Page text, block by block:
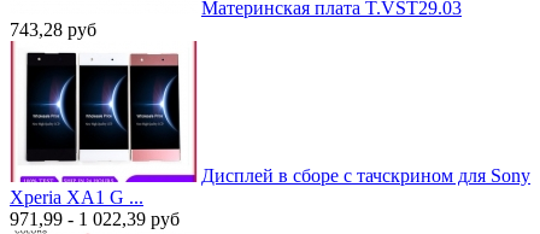
Материнская плата T.VST29.03
743,28 руб
Дисплей в сборе с тачскрином для Sony
Xperia XA1 G ...
971,99 - 1 022,39 руб